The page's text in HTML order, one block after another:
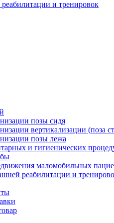
и тренировок
позы сидя
вертикализации (поза
позы лежа
и гигиенических
маломобильных
реабилитации и